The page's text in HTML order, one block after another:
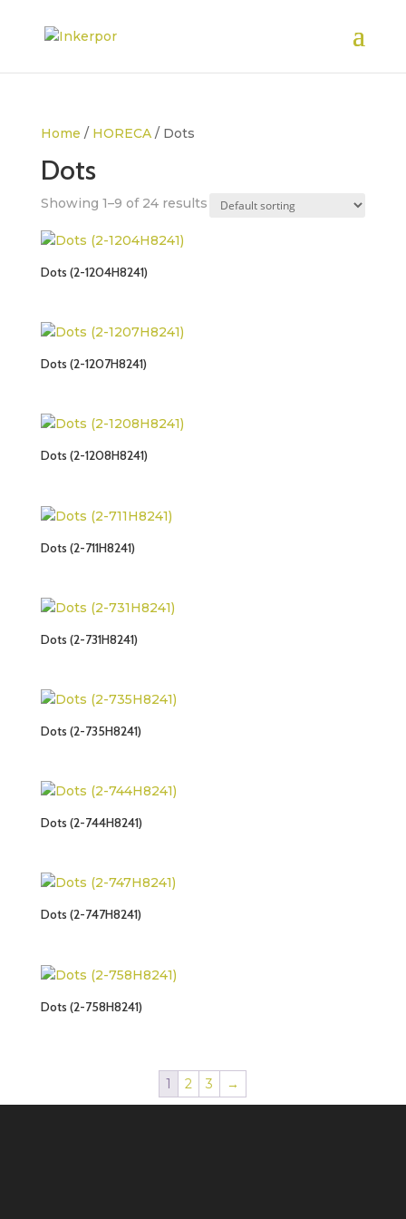
Home / HORECA/ Dots
Dots
Showing 1–9 of 24 results
Dots (2-1204H8241)
Dots (2-1207H8241)
Dots (2-1208H8241)
Dots (2-711H8241)
Dots (2-731H8241)
Dots (2-735H8241)
Dots (2-744H8241)
Dots (2-747H8241)
Dots (2-758H8241)
1 2 3 →